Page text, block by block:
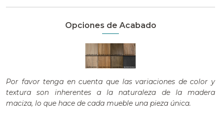
Opciones de Acabado
Por favor tenga en cuenta que las variaciones de color y
textura son inherentes a la naturaleza de la madera
maciza, lo que hace de cada mueble una pieza única.